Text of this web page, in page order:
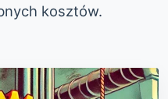
kosztów.